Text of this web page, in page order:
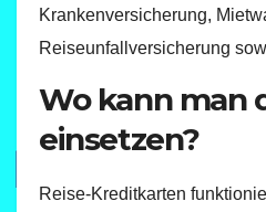
Krankenversicherung,
Reiseunfallversicherung
Wo kann man
einsetzen?
Reise-Kreditkarten